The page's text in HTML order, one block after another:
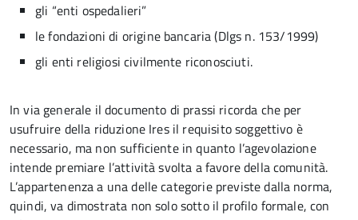
gli “enti ospedalieri”
le fondazioni di origine bancaria (Dlgs n. 153/1999)
gli enti religiosi civilmente riconosciuti.
In via generale il documento di prassi ricorda che per
usufruire della riduzione Ires il requisito soggettivo è
necessario, ma non sufficiente in quanto l’agevolazione
intende premiare l’attività svolta a favore della comunità.
L’appartenenza a una delle categorie previste dalla norma,
quindi, va dimostrata non solo sotto il profilo formale, con